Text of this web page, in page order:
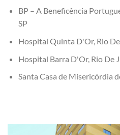
BP – A Beneficência
SP
Hospital Quinta D'Or, Rio
Hospital Barra D'Or, Rio De
Santa Casa de Misericórdia